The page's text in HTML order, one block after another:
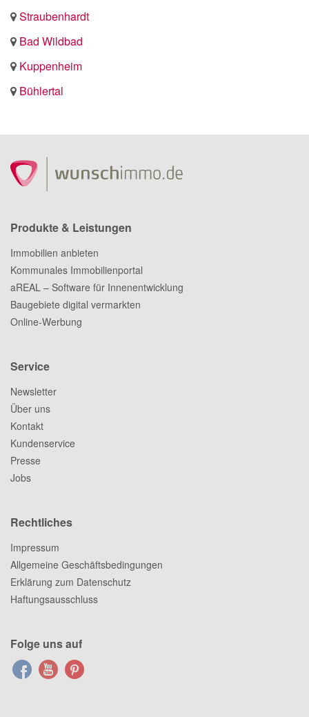
Straubenhardt
Bad Wildbad
Kuppenheim
Bühlertal
Produkte & Leistungen
Immobilien anbieten
Kommunales Immobilienportal
aREAL – Software für Innenentwicklung
Baugebiete digital vermarkten
Online-Werbung
Service
Newsletter
Über uns
Kontakt
Kundenservice
Presse
Jobs
Rechtliches
Impressum
Allgemeine Geschäftsbedingungen
Erklärung zum Datenschutz
Haftungsausschluss
Folge uns auf